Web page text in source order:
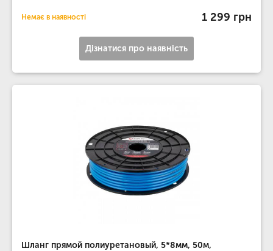
Немає в наявності 1 299 грн
Дізнатися про наявність
Шланг прямой полиуретановый, 5*8мм, 50м,